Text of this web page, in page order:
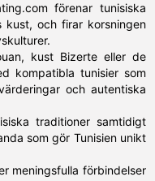
förenar tunisiska
kust, och firar korsningen
kust Bizerte eller de
kompatibla tunisier som
och autentiska
traditioner samtidigt
som gör Tunisien unikt
meningsfulla förbindelser